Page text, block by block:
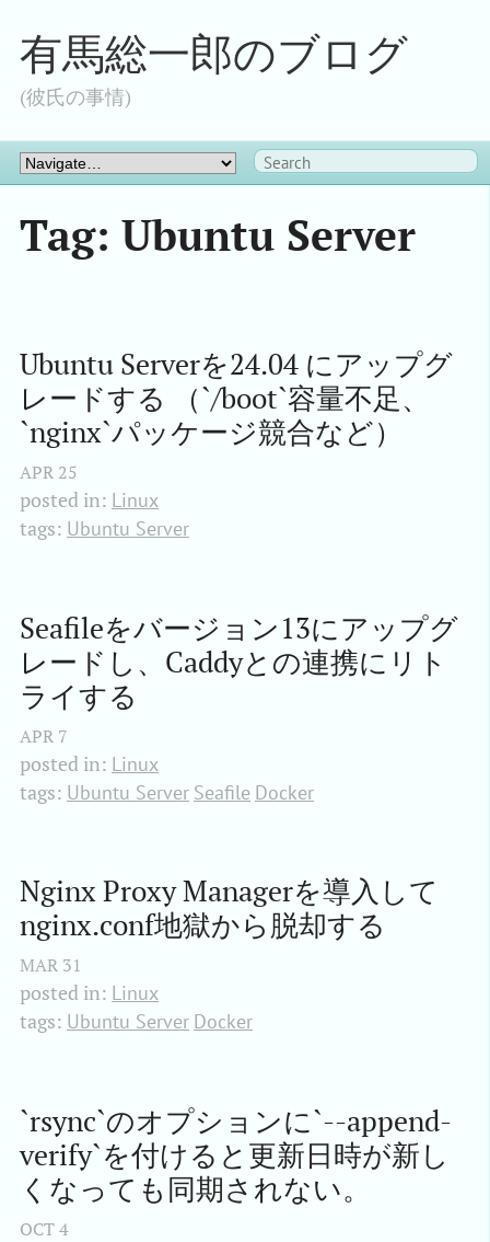
有馬総一郎のブログ
(彼氏の事情)
Tag: Ubuntu Server
Ubuntu Serverを24.04 にアップグ
レードする （`/boot`容量不足、
`nginx`パッケージ競合など）
APR 25
posted in: Linux
tags: Ubuntu Server
Seafileをバージョン13にアップグ
レードし、Caddyとの連携にリト
ライする
APR 7
posted in: Linux
tags: Ubuntu Server Seafile Docker
Nginx Proxy Managerを導入して
nginx.conf地獄から脱却する
MAR 31
posted in: Linux
tags: Ubuntu Server Docker
`rsync`のオプションに`--append-
verify`を付けると更新日時が新し
くなっても同期されない。
OCT4